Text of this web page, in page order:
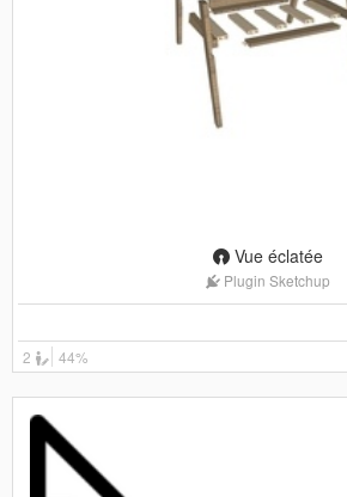
Vue éclatée
Plugin Sketchup
2
44%